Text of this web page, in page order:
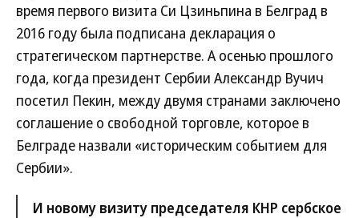
время первого визита Си Цзиньпина в Белград в
2016 году была подписана декларация о
стратегическом партнерстве. А осенью прошлого
года, когда президент Сербии Александр Вучич
посетил Пекин, между двумя странами заключено
соглашение о свободной торговле, которое в
Белграде назвали «историческим событием для
Сербии».
И новому визиту председателя КНР сербское